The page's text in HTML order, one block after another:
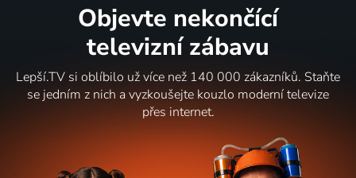
Objevte nekončící
televizní zábavu
Lepší.TV si oblíbilo už více než 140 000 zákazníků. Staňte
se jedním z nich a vyzkoušejte kouzlo moderní televize
přes internet.